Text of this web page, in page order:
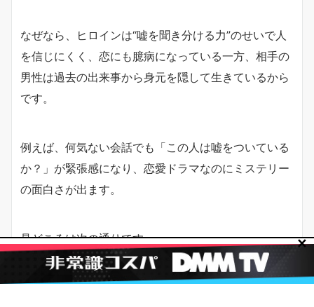
なぜなら、ヒロインは“嘘を聞き分ける力”のせいで人
を信じにくく、恋にも臆病になっている一方、相手の
男性は過去の出来事から身元を隠して生きているから
です。
例えば、何気ない会話でも「この人は嘘をついている
か？」が緊張感になり、恋愛ドラマなのにミステリー
の面白さが出ます。
見どころは次の通りです。 ✕